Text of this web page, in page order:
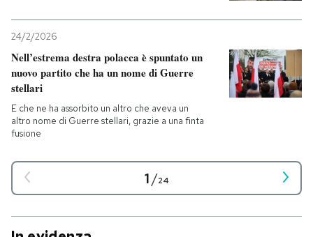
24/2/2026
Nell’estrema destra polacca è spuntato un
nuovo partito che ha un nome di Guerre
stellari
E che ne ha assorbito un altro che aveva un
altro nome di Guerre stellari, grazie a una finta
fusione
1/24